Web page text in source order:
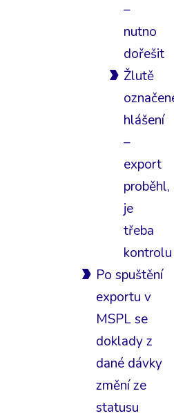
–
nutno
dořešit
Žlutě
hlášení
–
export
proběhl,
je
třeba
kontrolu
Po spuštění
exportu v
MSPL se
doklady z
dané dávky
změní ze
statusu